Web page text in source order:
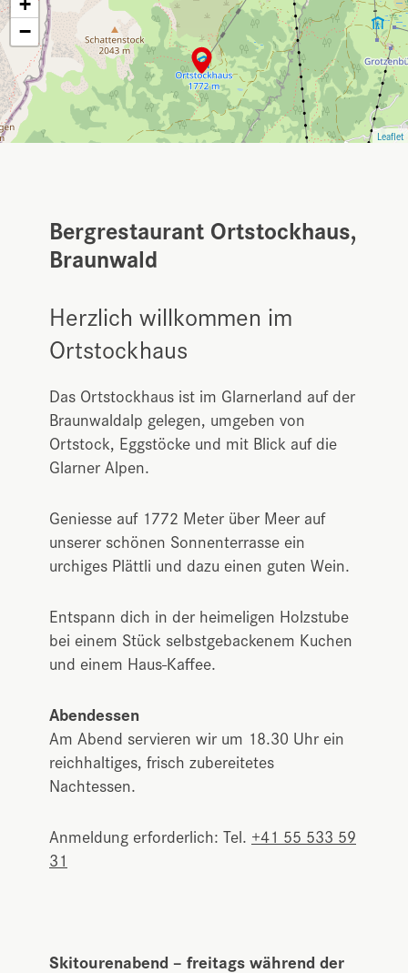
−
Leaflet
Bergrestaurant Ortstockhaus,
Braunwald
Herzlich willkommen im
Ortstockhaus
Das Ortstockhaus ist im Glarnerland auf der
Braunwaldalp gelegen, umgeben von
Ortstock, Eggstöcke und mit Blick auf die
Glarner Alpen.
Geniesse auf 1772 Meter über Meer auf
unserer schönen Sonnenterrasse ein
urchiges Plättli und dazu einen guten Wein.
Entspann dich in der heimeligen Holzstube
bei einem Stück selbstgebackenem Kuchen
und einem Haus-Kaffee.
Abendessen
Am Abend servieren wir um 18.30 Uhr ein
reichhaltiges, frisch zubereitetes
Nachtessen.
Anmeldung erforderlich: Tel. +41 55 533 59
31
Skitourenabend – freitags während der